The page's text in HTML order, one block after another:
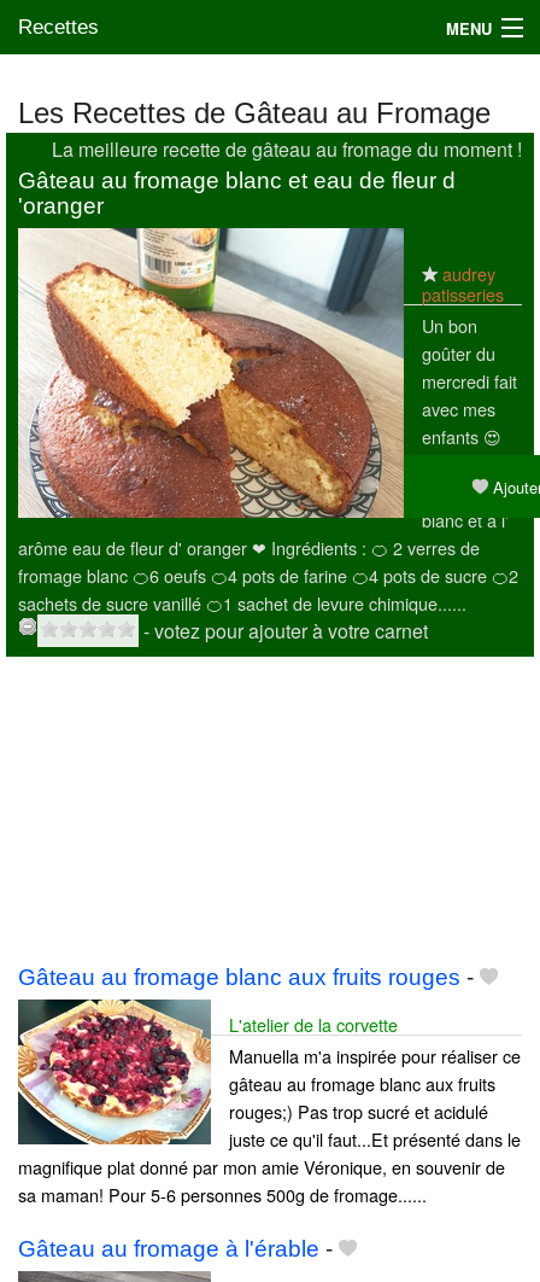
Recettes MENU
Mes blogs préférés
Les Recettes de Gâteau au Fromage
La meilleure recette de gâteau au fromage du moment !
Gâteau au fromage blanc et eau de fleur d
'oranger
audrey
patisseries
Un bon
goûter du
mercredi fait
avec mes
enfants 😍
fromage
blanc et à l'
arôme eau de fleur d' oranger ❤ Ingrédients : 🍊 2 verres de
fromage blanc 🍊6 oeufs 🍊4 pots de farine 🍊4 pots de sucre 🍊2
sachets de sucre vanillé 🍊1 sachet de levure chimique......
- votez pour ajouter à votre carnet
Gâteau au fromage blanc aux fruits rouges -
L'atelier de la corvette
Manuella m'a inspirée pour réaliser ce
gâteau au fromage blanc aux fruits
rouges;) Pas trop sucré et acidulé
juste ce qu'il faut...Et présenté dans le
magnifique plat donné par mon amie Véronique, en souvenir de
sa maman! Pour 5-6 personnes 500g de fromage......
Gâteau au fromage à l'érable -